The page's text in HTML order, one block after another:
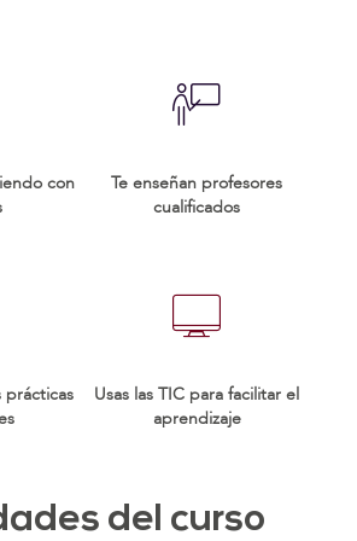
con
Te enseñan profesores
cualificados
prácticas
Usas las TIC para facilitar el
aprendizaje
del curso